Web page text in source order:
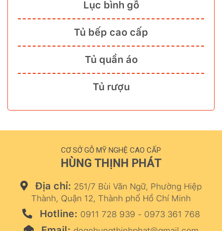
Lục bình gỗ
Tủ bếp cao cấp
Tủ quần áo
Tủ rượu
CƠ SỞ GỖ MỸ NGHỆ CAO CẤP
HÙNG THỊNH PHÁT
Địa chỉ: 251/7 Bùi Văn Ngữ, Phường Hiệp
Thành, Quận 12, Thành phố Hồ Chí Minh
Hotline: 0911 728 939 - 0973 361 768